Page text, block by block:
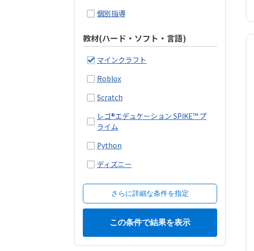
個別指導
教材(ハード・ソフト・言語)
マインクラフト
Roblox
Scratch
レゴ®エデュケーション SPIKE™ プ
ライム
Python
ディズニー
さらに詳細な条件を指定